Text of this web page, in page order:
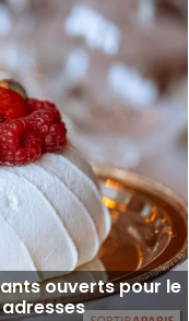
ouverts pour le